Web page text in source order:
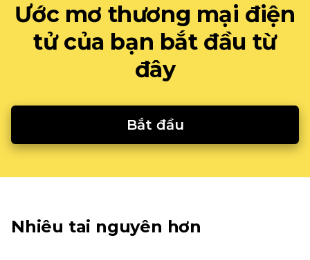
Ước mơ thương mại điện
tử của bạn bắt đầu từ
đây
Bắt đầu
Nhiêu tai nguyên hơn